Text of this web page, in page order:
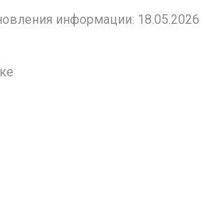
информации: 18.05.2026